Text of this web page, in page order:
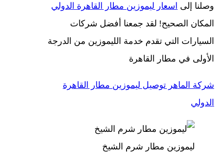
وصلنا إلى اسعار ليموزين مطار القاهرة الدولي
المكان الصحيح! لقد جمعنا أفضل شركات
السيارات التي تقدم خدمة الليموزين من الدرجة
الأولى في مطار القاهرة
شركة الماهر توصيل ليموزين مطار القاهرة
الدولي
ليموزين مطار شرم الشيخ